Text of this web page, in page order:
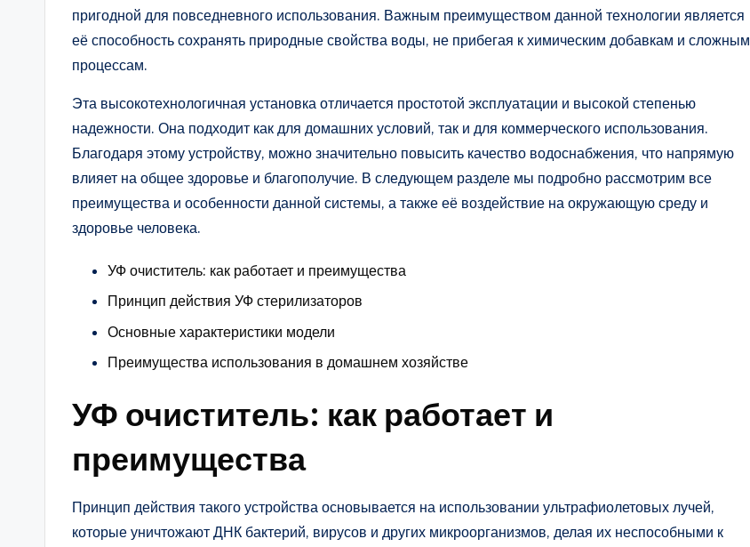
пригодной для повседневного использования. Важным преимуществом данной технологии является
её способность сохранять природные свойства воды, не прибегая к химическим добавкам и сложным
процессам.
Эта высокотехнологичная установка отличается простотой эксплуатации и высокой степенью
надежности. Она подходит как для домашних условий, так и для коммерческого использования.
Благодаря этому устройству, можно значительно повысить качество водоснабжения, что напрямую
влияет на общее здоровье и благополучие. В следующем разделе мы подробно рассмотрим все
преимущества и особенности данной системы, а также её воздействие на окружающую среду и
здоровье человека.
УФ очиститель: как работает и преимущества
Принцип действия УФ стерилизаторов
Основные характеристики модели
Преимущества использования в домашнем хозяйстве
УФ очиститель: как работает и
преимущества
Принцип действия такого устройства основывается на использовании ультрафиолетовых лучей,
которые уничтожают ДНК бактерий, вирусов и других микроорганизмов, делая их неспособными к